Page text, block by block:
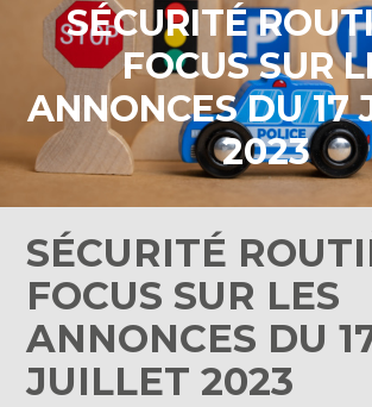
SÉCURITÉ
FOCUS SUR
ANNONCES DU 17
2023
SÉCURITÉ
FOCUS SUR LES
ANNONCES DU
JUILLET 2023